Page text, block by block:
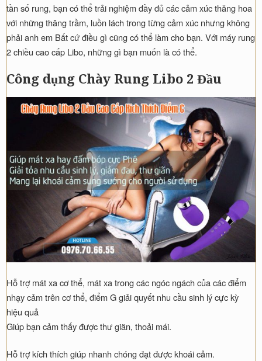
tần số rung, bạn có thể trải nghiệm đầy đủ các cảm xúc thăng hoa
với những thăng trầm, luồn lách trong từng cảm xúc nhưng không
phải anh em Bất cứ điều gì cũng có thể làm cho bạn. Với máy rung
2 chiều cao cấp Libo, những gì bạn muốn là có thể.
Công dụng Chày Rung Libo 2 Đầu
Hỗ trợ mát xa cơ thể, mát xa trong các ngóc ngách của các điểm
nhạy cảm trên cơ thể, điểm G giải quyết nhu cầu sinh lý cực kỳ
hiệu quả
Giúp bạn cảm thấy được thư giãn, thoải mái.
Hỗ trợ kích thích giúp nhanh chóng đạt được khoái cảm.